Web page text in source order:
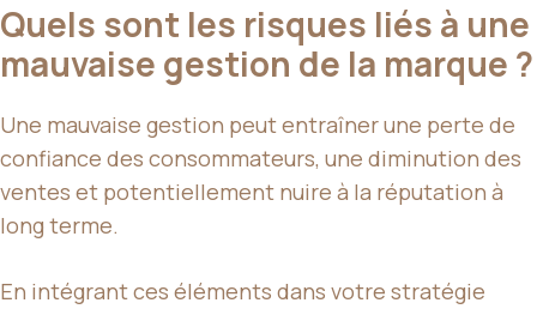
Quels sont les risques liés à une
mauvaise gestion de la marque ?
Une mauvaise gestion peut entraîner une perte de
confiance des consommateurs, une diminution des
ventes et potentiellement nuire à la réputation à
long terme.
En intégrant ces éléments dans votre stratégie